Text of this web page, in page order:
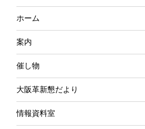
ホーム
案内
催し物
大阪革新懇だより
情報資料室